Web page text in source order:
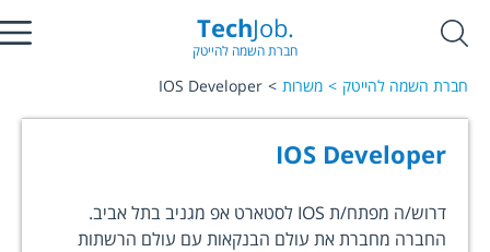
TechJob.
חברת השמה להייטק
חברת השמה להייטק משרות IOS Developer
IOS Developer
דרוש/ה מפתח/ת IOS לסטארט אפ מגניב בתל אביב.
החברה מחברת את עולם הבנקאות עם עולם הרשתות